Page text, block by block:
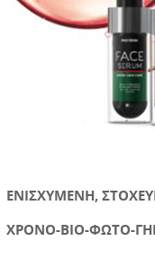
ΕΝΙΣΧΥΜΕΝΗ,
ΧΡΟΝΟ-ΒΙΟ-ΦΩΤΟ-